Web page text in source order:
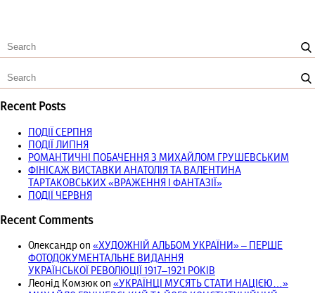
Recent Posts
ПОДІЇ СЕРПНЯ
ПОДІЇ ЛИПНЯ
РОМАНТИЧНІ ПОБАЧЕННЯ З МИХАЙЛОМ ГРУШЕВСЬКИМ
ФІНІСАЖ ВИСТАВКИ АНАТОЛІЯ ТА ВАЛЕНТИНА
ТАРТАКОВСЬКИХ «ВРАЖЕННЯ І ФАНТАЗІЇ»
ПОДІЇ ЧЕРВНЯ
Recent Comments
Олександр on «ХУДОЖНІЙ АЛЬБОМ УКРАЇНИ» – ПЕРШЕ
ФОТОДОКУМЕНТАЛЬНЕ ВИДАННЯ
УКРАЇНСЬКОЇ РЕВОЛЮЦІЇ 1917‒1921 РОКІВ
Леонід Комзюк on «УКРАЇНЦІ МУСЯТЬ СТАТИ НАЦІЄЮ…»